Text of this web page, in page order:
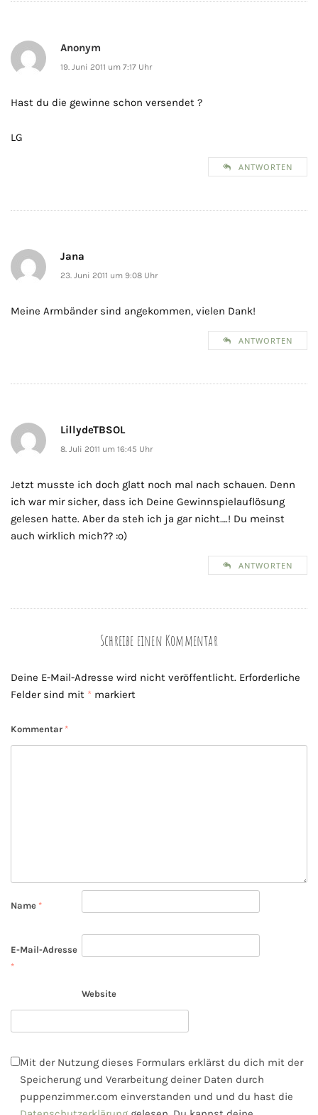
Anonym
19. Juni 2011 um 7:17 Uhr
Hast du die gewinne schon versendet ?
LG
ANTWORTEN
Jana
23. Juni 2011 um 9:08 Uhr
Meine Armbänder sind angekommen, vielen Dank!
ANTWORTEN
LillydeTBSOL
8. Juli 2011 um 16:45 Uhr
Jetzt musste ich doch glatt noch mal nach schauen. Denn
ich war mir sicher, dass ich Deine Gewinnspielauflösung
gelesen hatte. Aber da steh ich ja gar nicht….! Du meinst
auch wirklich mich?? :o)
ANTWORTEN
Schreibe einen Kommentar
Deine E-Mail-Adresse wird nicht veröffentlicht. Erforderliche
Felder sind mit * markiert
Kommentar *
Name *
E-Mail-Adresse
*
Website
Mit der Nutzung dieses Formulars erklärst du dich mit der
Speicherung und Verarbeitung deiner Daten durch
puppenzimmer.com einverstanden und und du hast die